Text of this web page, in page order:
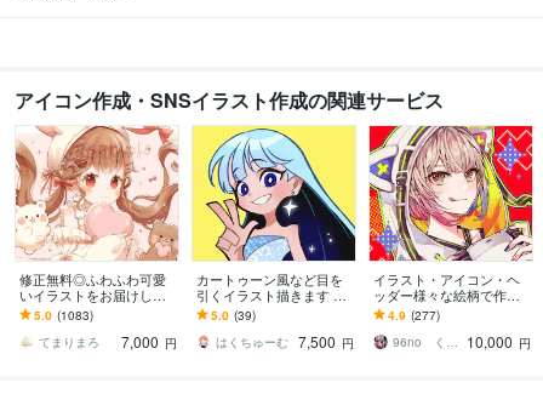
アイコン作成・SNSイラスト作成の関連サービス
修正無料◎ふわふわ可愛
いイラストをお届けしま
す X、YouTube、グッズな
ど様々な用途で使用可能
です◎
5.0 (1083)
てまりまろ
7,000 円
カートゥーン風など目を
引くイラスト描きます SN
Sアイコンや記念イラス
ト、立ち絵、キャラデザ
におすすめ！
5.0 (39)
はくちゅーむ 7,500 円
イラスト・アイコン・ヘ
ッダー様々な絵柄で作成
します 商用可！似顔絵・
ブログ・インスタ・動画
配信サムネ等用途様々！
4.9 (277)
96no くろの
10,000 円